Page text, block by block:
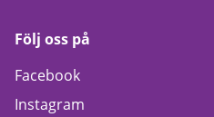
Följ oss på
Facebook
Instagram